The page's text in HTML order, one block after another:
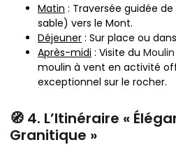
Matin : Traversée guidée
sable) vers le Mont.
Déjeuner : Sur place ou
Après-midi : Visite du
moulin à vent en activité
exceptionnel sur le rocher.
🧭 4. L’Itinéraire «
Granitique »